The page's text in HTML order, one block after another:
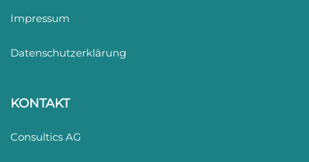
Impressum
Datenschutzerklärung
KONTAKT
Consultics AG